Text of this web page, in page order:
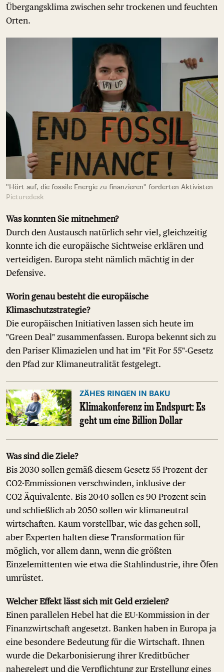
Übergangsklima zwischen sehr trockenen und feuchten
Orten.
"Hört auf, die fossile Energie zu finanzieren" forderten Aktivisten
Picturedesk
Was konnten Sie mitnehmen?
Durch den Austausch natürlich sehr viel, gleichzeitig
konnte ich die europäische Sichtweise erklären und
verteidigen. Europa steht nämlich mächtig in der
Defensive.
Worin genau besteht die europäische
Klimaschutzstrategie?
Die europäischen Initiativen lassen sich heute im
"Green Deal" zusammenfassen. Europa bekennt sich zu
den Pariser Klimazielen und hat im "Fit For 55"-Gesetz
den Pfad zur Klimaneutralität festgelegt.
ZÄHES RINGEN IN BAKU
Klimakonferenz im Endspurt: Es
geht um eine Billion Dollar
Was sind die Ziele?
Bis 2030 sollen gemäß diesem Gesetz 55 Prozent der
CO2-Emmissionen verschwinden, inklusive der
CO2 Äquivalente. Bis 2040 sollen es 90 Prozent sein
und schließlich ab 2050 sollen wir klimaneutral
wirtschaften. Kaum vorstellbar, wie das gehen soll,
aber Experten halten diese Transformation für
möglich, vor allem dann, wenn die größten
Einzelemittenten wie etwa die Stahlindustrie, ihre Öfen
umrüstet.
Welcher Effekt lässt sich mit Geld erzielen?
Einen parallelen Hebel hat die EU-Kommission in der
Finanzwirtschaft angesetzt. Banken haben in Europa ja
eine besondere Bedeutung für die Wirtschaft. Ihnen
wurde die Dekarbonisierung ihrer Kreditbücher
nahegelegt und die Verpflichtung zur Erstellung eines